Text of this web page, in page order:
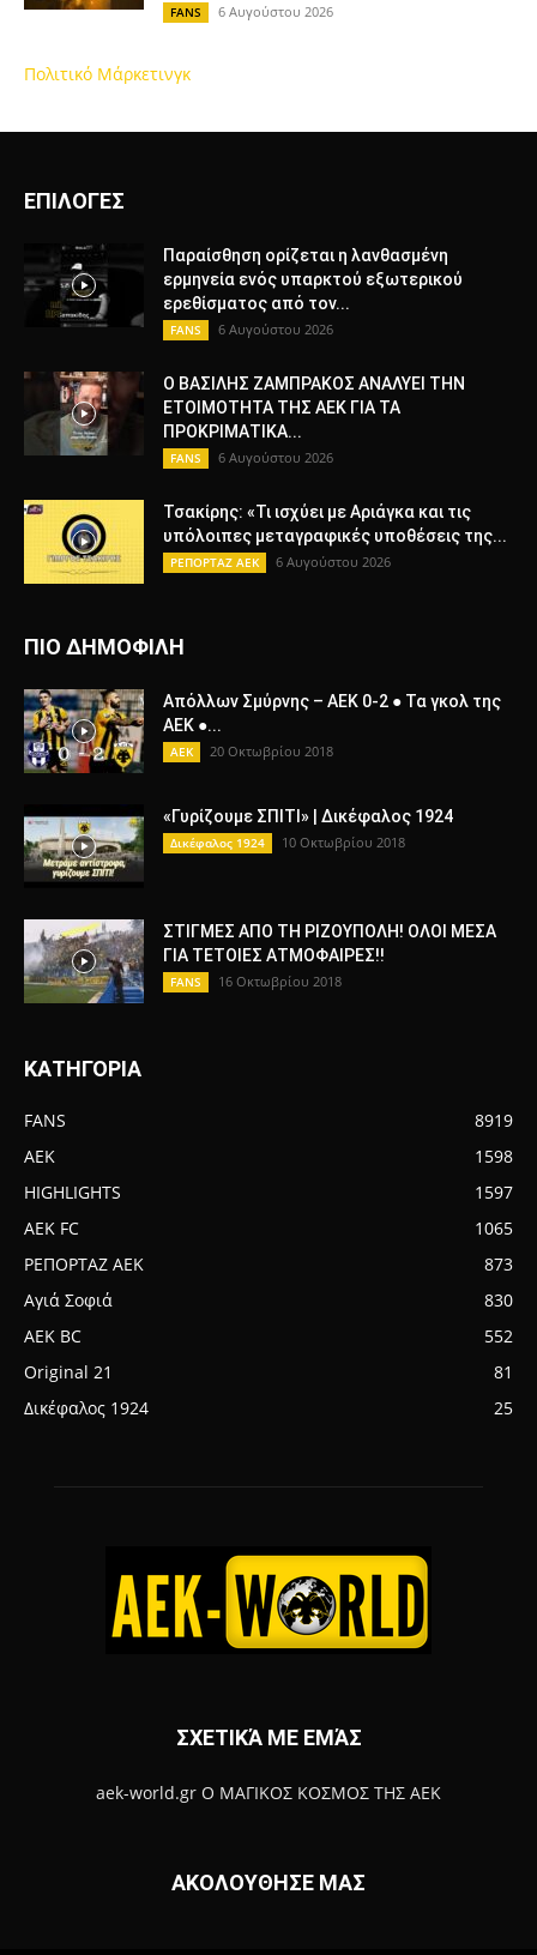
FANS 6 Αυγούστου 2026
Πολιτικό Μάρκετινγκ
ΕΠΙΛΟΓΕΣ
Παραίσθηση ορίζεται η λανθασμένη
ερμηνεία ενός υπαρκτού εξωτερικού
ερεθίσματος από τον...
FANS 6 Αυγούστου 2026
Ο ΒΑΣΙΛΗΣ ΖΑΜΠΡΑΚΟΣ ΑΝΑΛΥΕΙ ΤΗΝ
ΕΤΟΙΜΟΤΗΤΑ ΤΗΣ ΑΕΚ ΓΙΑ ΤΑ
ΠΡΟΚΡΙΜΑΤΙΚΑ...
FANS 6 Αυγούστου 2026
Τσακίρης: «Τι ισχύει με Αριάγκα και τις
υπόλοιπες μεταγραφικές υποθέσεις της...
ΡΕΠΟΡΤΑΖ ΑΕΚ 6 Αυγούστου 2026
ΠΙΟ ΔΗΜΟΦΙΛΗ
Απόλλων Σμύρνης – ΑΕΚ 0-2 ● Τα γκολ της
ΑΕΚ ●...
AEK 20 Οκτωβρίου 2018
«Γυρίζουμε ΣΠΙΤΙ» | Δικέφαλος 1924
Δικέφαλος 1924 10 Οκτωβρίου 2018
ΣΤΙΓΜΕΣ ΑΠΟ ΤΗ ΡΙΖΟΥΠΟΛΗ! ΟΛΟΙ ΜΕΣΑ
ΓΙΑ ΤΕΤΟΙΕΣ ΑΤΜΟΦΑΙΡΕΣ!!
FANS 16 Οκτωβρίου 2018
ΚΑΤΗΓΟΡΙΑ
FANS
8919
AEK
1598
HIGHLIGHTS
1597
AEK FC
1065
ΡΕΠΟΡΤΑΖ ΑΕΚ
873
Αγιά Σοφιά
830
AEK BC
552
Original 21
81
Δικέφαλος 1924
25
ΣΧΕΤΙΚΆ ΜΕ ΕΜΆΣ
aek-world.gr Ο ΜΑΓΙΚΟΣ ΚΟΣΜΟΣ ΤΗΣ ΑΕΚ
ΑΚΟΛΟΥΘΗΣΕ ΜΑΣ